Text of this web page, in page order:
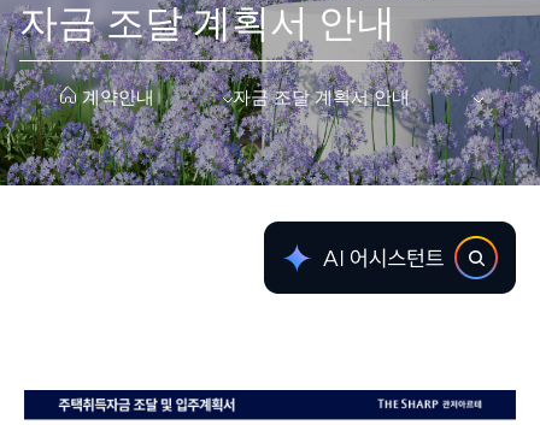
자금 조달 계획서 안내
계약안내 자금 조달 계획서 안내